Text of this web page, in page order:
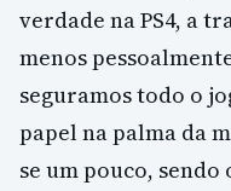
verdade na PS4, a
menos
seguramos todo o
papel na palma da
se um pouco, sendo